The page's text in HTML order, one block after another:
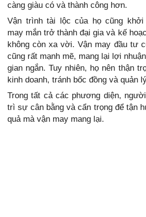
càng giàu có và thành công hơn.
Vận trình tài lộc của họ cũng khởi
may mắn trở thành đại gia và kế
không còn xa vời. Vận may đầu tư
cũng rất mạnh mẽ, mang lại lợi
gian ngắn. Tuy nhiên, họ nên thận
kinh doanh, tránh bốc đồng và quản
Trong tất cả các phương diện,
trì sự cân bằng và cẩn trọng để tận
quả mà vận may mang lại.